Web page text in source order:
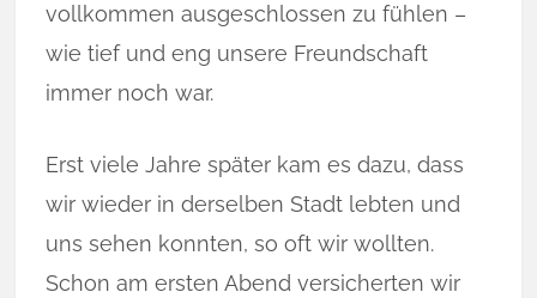
voll­kom­men ausgeschlossen zu fühlen –
wie tief und eng un­sere Freund­schaft
immer noch war.
Erst viele Jahre später kam es dazu, dass
wir wieder in der­selben Stadt lebten und
uns sehen konnten, so oft wir wollten.
Schon am ersten Abend versicherten wir